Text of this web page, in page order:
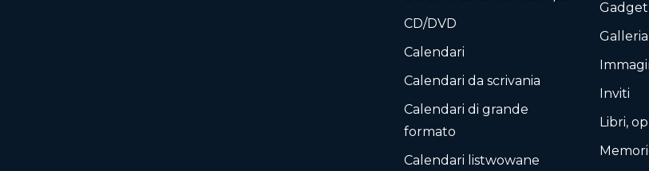
CD/DVD
Calendari
Calendari da scrivania
Calendari di grande
formato
Calendari listwowane
Inviti
Libri,